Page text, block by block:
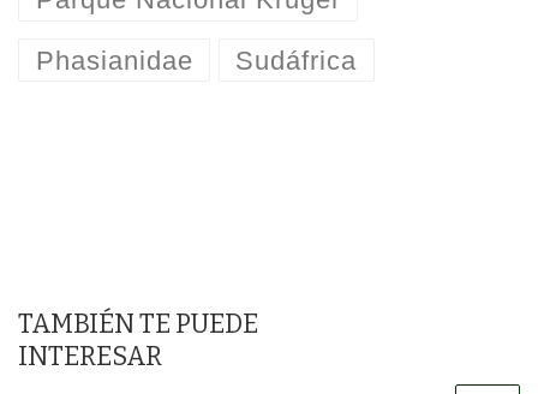
Phasianidae Sudáfrica
TAMBIÉN TE PUEDE
INTERESAR